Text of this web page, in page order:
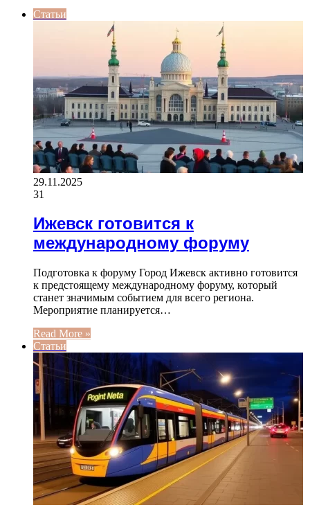
Статьи
29.11.2025
31
Ижевск готовится к
международному форуму
Подготовка к форуму Город Ижевск активно готовится
к предстоящему международному форуму, который
станет значимым событием для всего региона.
Мероприятие планируется…
Read More »
Статьи